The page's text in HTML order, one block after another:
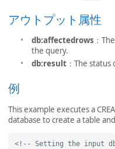
アウトプット属性
db:affectedrows ：
the query.
db:result ：The
例
This example executes a
database to create a table
<!-- Setting the input